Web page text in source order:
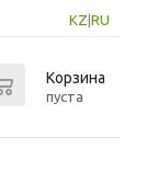
KZ RU
Корзина
пуста